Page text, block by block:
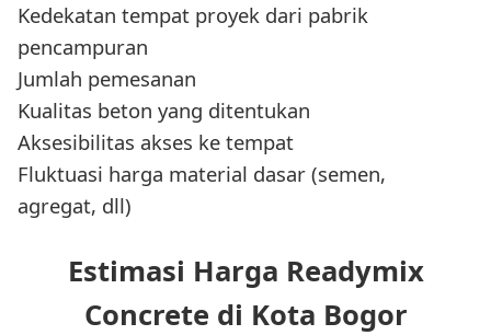
Kedekatan tempat proyek dari pabrik
pencampuran
Jumlah pemesanan
Kualitas beton yang ditentukan
Aksesibilitas akses ke tempat
Fluktuasi harga material dasar (semen,
agregat, dll)
Estimasi Harga Readymix
Concrete di Kota Bogor